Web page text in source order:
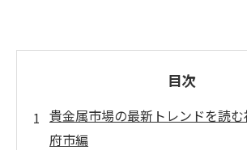
目次
貴金属市場の最新トレンドを読
府市編